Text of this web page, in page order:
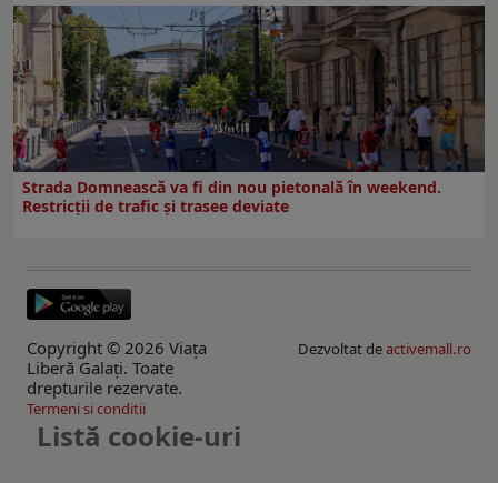
Strada Domnească va fi din nou pietonală în weekend.
Restricţii de trafic şi trasee deviate
Copyright © 2026 Viaţa
Liberă Galaţi. Toate
drepturile rezervate.
Dezvoltat deactivemall.ro
Termeni si conditii
Listă cookie-uri